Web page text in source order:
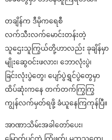
တချိန်က ဒီမိုကရေစီ
လက်သီးလက်မောင်းတန်းတဲ့
သူဌေးသူကြွယ်တို့ဟာလည်း ခုချိန်မှာ
မျိုးဆွေဝင်းဖလား၊ ဘောလုံးပွဲ၊
ခြင်းလုံးပွဲတွေ၊ ပျော်ပွဲရွှင်ပွဲတွေမှာ
ထိပ်ဆုံးကနေ တက်တက်ကြွကြွ
ကျွန်လက်မှတ်ရဖို့ ခံယူနေကြကုန်ပြီ။
အာဏာသိမ်းအခါတော်ပေး၊